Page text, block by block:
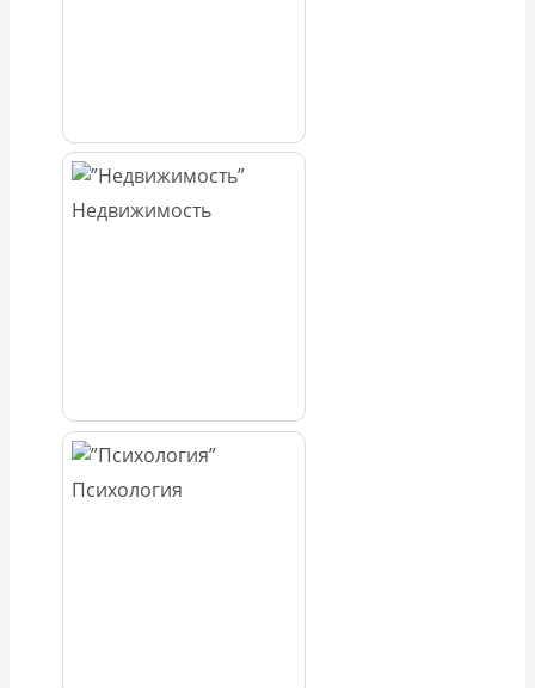
Недвижимость
Психология